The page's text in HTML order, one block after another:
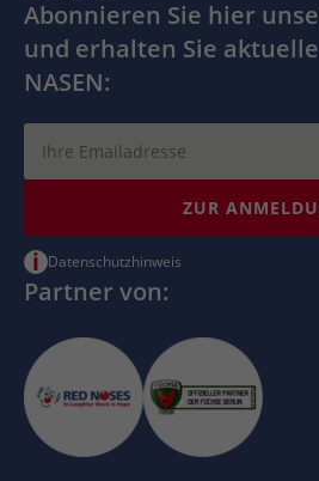
Abonnieren Sie hier
und erhalten Sie aktuelle
NASEN:
ZUR
i Datenschutzhinweis
Partner von: